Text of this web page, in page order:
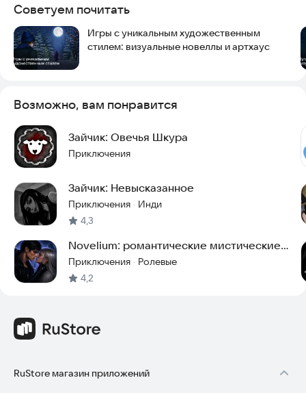
Советуем почитать
Игры с уникальным художественным
стилем: визуальные новеллы и артхаус
Возможно, вам понравится
Зайчик: Овечья Шкура
Приключения
Зайчик: Невысказанное
Приключения · Инди
4,3
Novelium: романтические мистические
истории
Приключения · Ролевые
4,2
RuStore магазин приложений